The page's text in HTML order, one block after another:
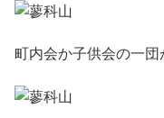
町内会か子供会の一団